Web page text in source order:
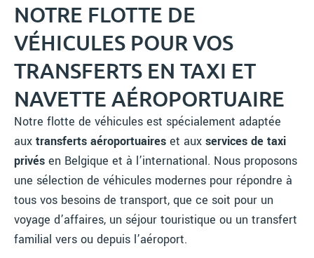
NOTRE FLOTTE DE
VÉHICULES POUR VOS
TRANSFERTS EN TAXI ET
NAVETTE AÉROPORTUAIRE
Notre flotte de véhicules est spécialement adaptée
aux transferts aéroportuaires et aux services de taxi
privés en Belgique et à l’international. Nous proposons
une sélection de véhicules modernes pour répondre à
tous vos besoins de transport, que ce soit pour un
voyage d’affaires, un séjour touristique ou un transfert
familial vers ou depuis l’aéroport.